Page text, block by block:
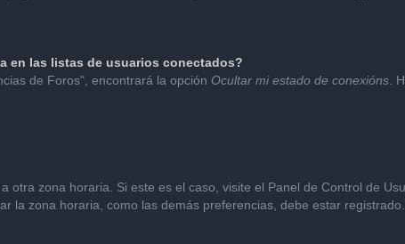
en las listas de usuarios conectados?
de Foros", encontrará la opción Ocultar mi estado de conexións .
otra zona horaria. Si este es el caso, visite el Panel de Control de
la zona horaria, como las demás preferencias, debe estar